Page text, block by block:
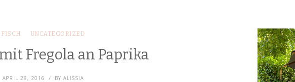
FISCH UNCATEGORIZED
Fregola an Paprika
APRIL 28, 2016 BY ALISSIA